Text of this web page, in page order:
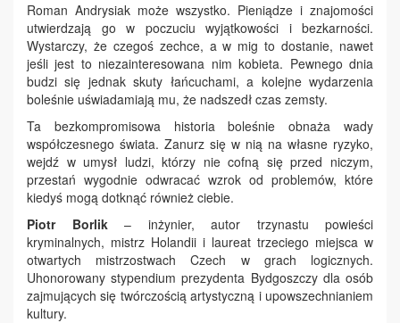
Roman Andrysiak może wszystko. Pieniądze i znajomości
utwierdzają go w poczuciu wyjątkowości i bezkarności.
Wystarczy, że czegoś zechce, a w mig to dostanie, nawet
jeśli jest to niezainteresowana nim kobieta. Pewnego dnia
budzi się jednak skuty łańcuchami, a kolejne wydarzenia
boleśnie uświadamiają mu, że nadszedł czas zemsty.
Ta bezkompromisowa historia boleśnie obnaża wady
współczesnego świata. Zanurz się w nią na własne ryzyko,
wejdź w umysł ludzi, którzy nie cofną się przed niczym,
przestań wygodnie odwracać wzrok od problemów, które
kiedyś mogą dotknąć również ciebie.
Piotr Borlik– inżynier, autor trzynastu powieści
kryminalnych, mistrz Holandii i laureat trzeciego miejsca w
otwartych mistrzostwach Czech w grach logicznych.
Uhonorowany stypendium prezydenta Bydgoszczy dla osób
zajmujących się twórczością artystyczną i upowszechnianiem
kultury.